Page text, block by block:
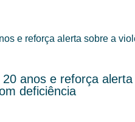
anos e reforça
deficiência